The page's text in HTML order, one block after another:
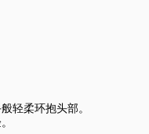
轻柔环抱头部。